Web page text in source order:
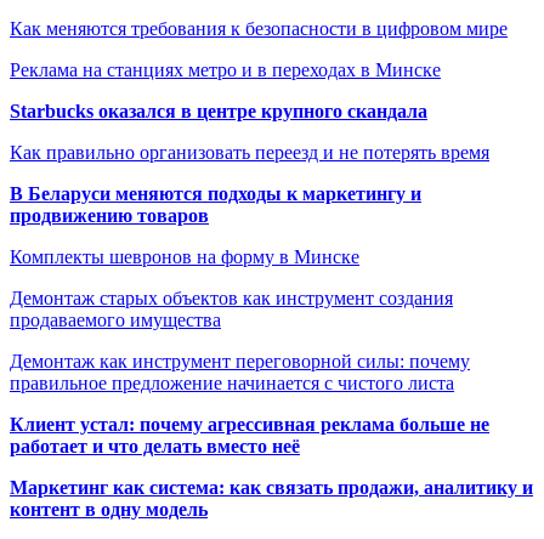
Как меняются требования к безопасности в цифровом мире
Реклама на станциях метро и в переходах в Минске
Starbucks оказался в центре крупного скандала
Как правильно организовать переезд и не потерять время
В Беларуси меняются подходы к маркетингу и
продвижению товаров
Комплекты шевронов на форму в Минске
Демонтаж старых объектов как инструмент создания
продаваемого имущества
Демонтаж как инструмент переговорной силы: почему
правильное предложение начинается с чистого листа
Клиент устал: почему агрессивная реклама больше не
работает и что делать вместо неё
Маркетинг как система: как связать продажи, аналитику и
контент в одну модель